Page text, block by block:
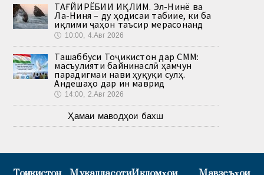
ТАҒЙИРЁБИИ ИҚЛИМ. Эл-Нинё ва
Ла-Ниня – ду ҳодисаи табиие, ки ба
иқлими ҷаҳон таъсир мерасонанд
🕔 10:00, 4.Авг 2026
Ташаббуси Тоҷикистон дар СММ:
масъулияти байнинаслӣ ҳамчун
парадигмаи нави ҳуқуқи сулҳ.
Андешаҳо дар ин маврид
🕔 14:00, 2.Авг 2026
Ҳамаи маводҳои бахш